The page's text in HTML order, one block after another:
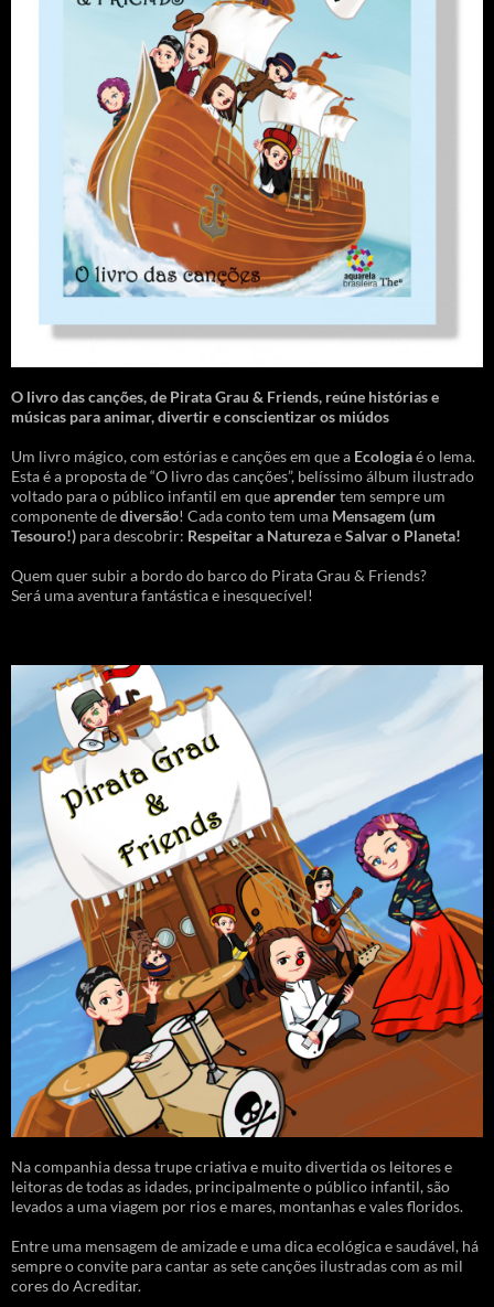
O livro das canções,de Pirata Grau & Friends, reúne histórias e
músicas para animar, divertir e conscientizar os miúdos
Um livro mágico, com estórias e canções em que a Ecologiaé o lema.
Esta é a proposta de “O livro das canções”, belíssimo álbum ilustrado
voltado para o público infantil em queaprendertem sempre um
componente dediversão! Cada conto tem uma Mensagem (um
Tesouro!) para descobrir: Respeitar a NaturezaeSalvar o Planeta!
Quem quer subir a bordo do barco do Pirata Grau & Friends?
Será uma aventura fantástica e inesquecível!
Na companhia dessa trupe criativa e muito divertida os leitores e
leitoras de todas as idades, principalmente o público infantil, são
levados a uma viagem por rios e mares, montanhas e vales floridos.
Entre uma mensagem de amizade e uma dica ecológica e saudável, há
sempre o convite para cantar as sete canções ilustradas com as mil
cores do Acreditar.